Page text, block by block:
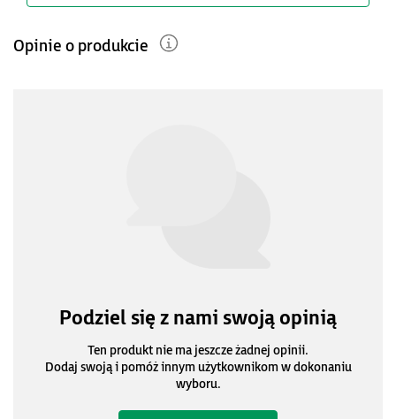
Opinie o produkcie
Podziel się z nami swoją opinią
Ten produkt nie ma jeszcze żadnej opinii.
Dodaj swoją i pomóż innym użytkownikom w dokonaniu
wyboru.